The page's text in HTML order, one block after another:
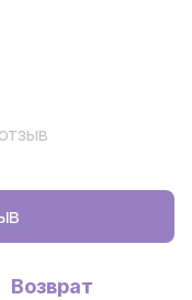
Возврат